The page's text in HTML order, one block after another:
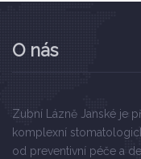
O nás
Zubní Lázně Janské je
komplexní
od preventivní péče a